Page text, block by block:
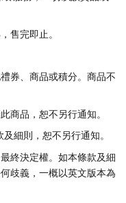
售完即止。
券、商品或積分。商品不
商品，恕不另行通知。
細則，恕不另行通知。
終決定權。如本條款及細
歧義，一概以英文版本為